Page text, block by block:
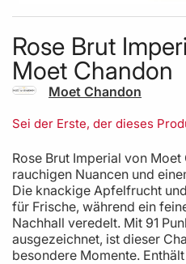
Skip to the beginning of the
Rose Brut
Moet Chandon
Moet Chandon
Sei der Erste, der dieses
Rose Brut Imperial von
rauchigen Nuancen und
Die knackige Apfelfrucht
für Frische, während ein
Nachhall veredelt. Mit 91
ausgezeichnet, ist dieser
besondere Momente.